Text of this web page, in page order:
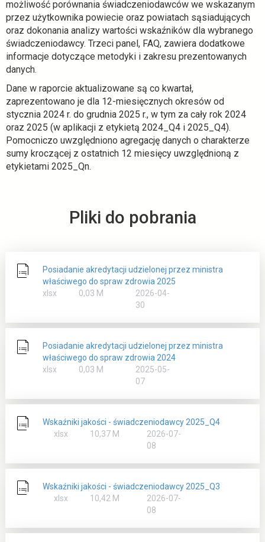
możliwość porównania świadczeniodawców we wskazanym
przez użytkownika powiecie oraz powiatach sąsiadujących
oraz dokonania analizy wartości wskaźników dla wybranego
świadczeniodawcy. Trzeci panel, FAQ, zawiera dodatkowe
informacje dotyczące metodyki i zakresu prezentowanych
danych.
Dane w raporcie aktualizowane są co kwartał,
zaprezentowano je dla 12-miesięcznych okresów od
stycznia 2024 r. do grudnia 2025 r., w tym za cały rok 2024
oraz 2025 (w aplikacji z etykietą 2024_Q4 i 2025_Q4).
Pomocniczo uwzględniono agregację danych o charakterze
sumy kroczącej z ostatnich 12 miesięcy uwzględnioną z
etykietami 2025_Qn.
Pliki do pobrania
Posiadanie akredytacji udzielonej przez ministra
właściwego do spraw zdrowia 2025
xlsx
rozmiar
0,03 M
2026-04-
30
Posiadanie akredytacji udzielonej przez ministra
właściwego do spraw zdrowia 2024
xlsx
rozmiar
0,03 M
2025-05-
07
Wskaźniki jakości - świadczeniodawcy 2025_Q4
xlsx
rozmiar
10,37 M
2026-07-
08
Wskaźniki jakości - świadczeniodawcy 2025_Q3
xlsx
rozmiar
10,42 M
2026-07-
08